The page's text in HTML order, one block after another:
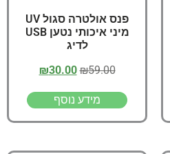
פנס אולטרה סגול UV
מיני איכותי נטען USB
לדיג
₪59.00
₪30.00
מידע נוסף